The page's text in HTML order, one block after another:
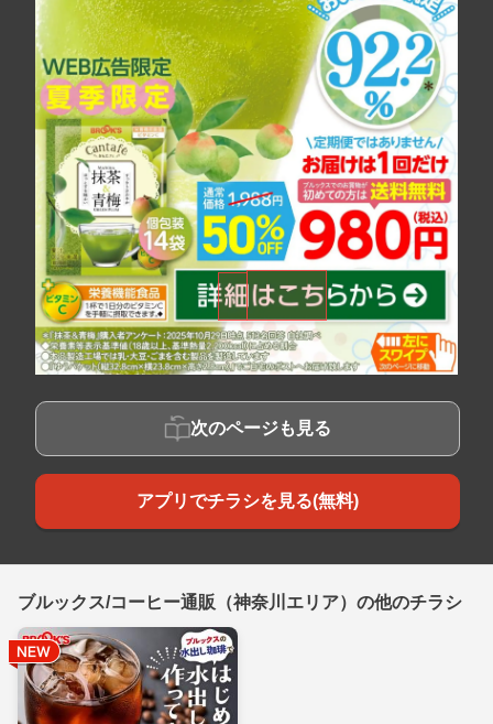
次のページも見る
アプリでチラシを見る(無料)
ブルックス/コーヒー通販（神奈川エリア）の他のチラシ